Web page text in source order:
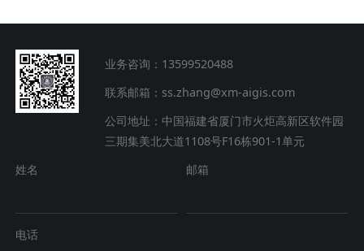
业务咨询：13599520488
联系邮箱：ss.zhang@xm-aigis.com
公司地址：中国福建省厦门市火炬高新区软件园
三期集美北大道1108号F16栋901-1单元
姓名
邮箱
电话